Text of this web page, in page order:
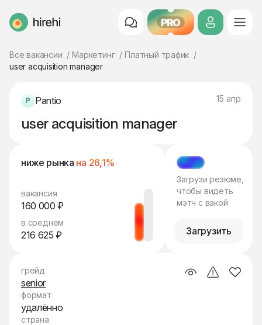
HireHi PRO
Все вакансии Маркетинг
Платный трафик
user acquisition manager
Pantio 15 апр
user acquisition manager
ниже рынка на 26,1%
вакансия
160 000 ₽
в среднем
216 625 ₽
МЭТЧ
Загрузи резюме,
чтобы видеть
мэтч с вакой
Загрузить
грейд
senior
формат
удалённо
страна